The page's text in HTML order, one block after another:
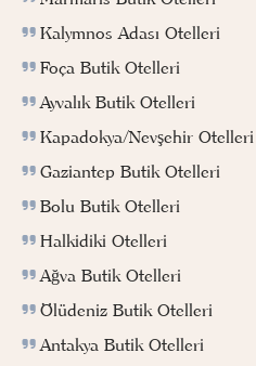
Kalymnos Adası Otelleri
Foça Butik Otelleri
Ayvalık Butik Otelleri
Kapadokya/Nevşehir Otelleri
Gaziantep Butik Otelleri
Bolu Butik Otelleri
Halkidiki Otelleri
Ağva Butik Otelleri
Ölüdeniz Butik Otelleri
Antakya Butik Otelleri